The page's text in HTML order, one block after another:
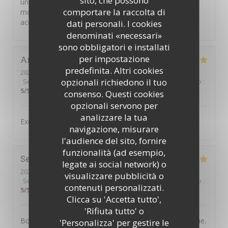
comportare la raccolta di
dati personali. I cookies
denominati «necessari»
sono obbligatori e installati
per impostazione
predefinita. Altri cookies
opzionali richiedono il tuo
consenso. Questi cookies
opzionali servono per
analizzare la tua
navigazione, misurare
l'audience del sito, fornire
funzionalità (ad esempio,
legate ai social network) o
visualizzare pubblicità o
contenuti personalizzati.
Clicca su 'Accetta tutto',
'Rifiuta tutto' o
'Personalizza' per gestire le
moment et nous avons été très chaleureusement
accueillis ! Merci pour tout !
Antonio
2026-07-31
- 19:30 - Ospiti 4
Servizio
/5 Atmosfera: 5/5 Cucina:4/5 Qualità / Prezzo :
5/5
Excellent service and very good food,
Severine B
2026-07-30
- 20:30 - Ospiti 2
Servizio
Atmosfera:5/5 Cucina: 5/5 Qualità / Prezzo :
5/5
Bonne adresse. L'accueil est chaleureux et sympathique.